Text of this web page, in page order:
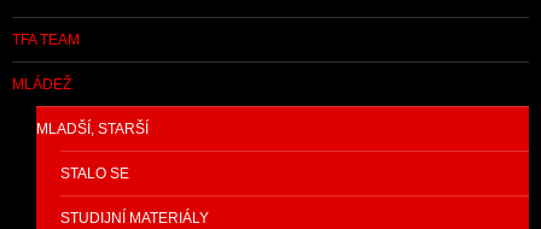
TFA TEAM
MLÁDEŽ
MLADŠÍ, STARŠÍ
STALO SE
STUDIJNÍ MATERIÁLY